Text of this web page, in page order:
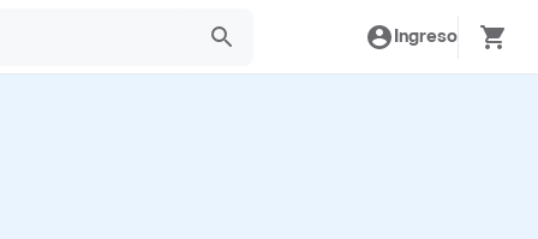
Ingreso